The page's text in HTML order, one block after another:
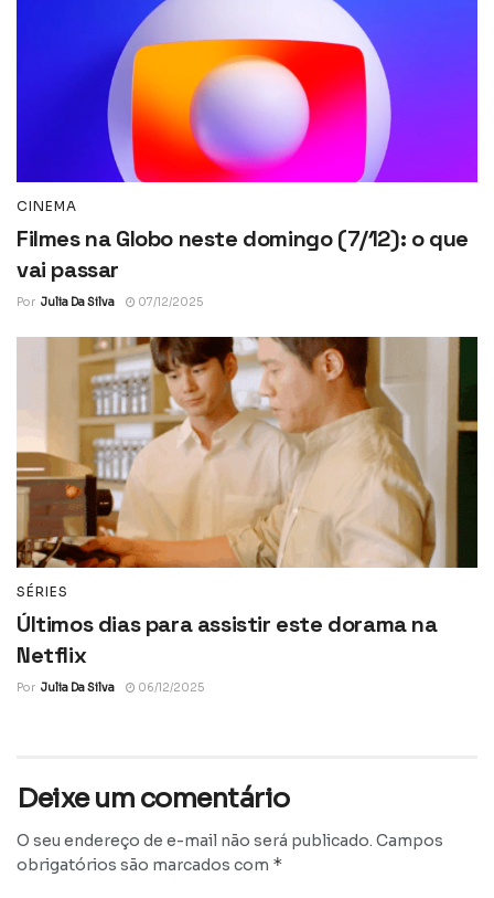
CINEMA
Filmes na Globo neste domingo (7/12): o que
vai passar
Por Julia Da Silva 07/12/2025
SÉRIES
Últimos dias para assistir este dorama na
Netflix
Por Julia Da Silva 06/12/2025
Deixe um comentário
O seu endereço de e-mail não será publicado. Campos
obrigatórios são marcados com *